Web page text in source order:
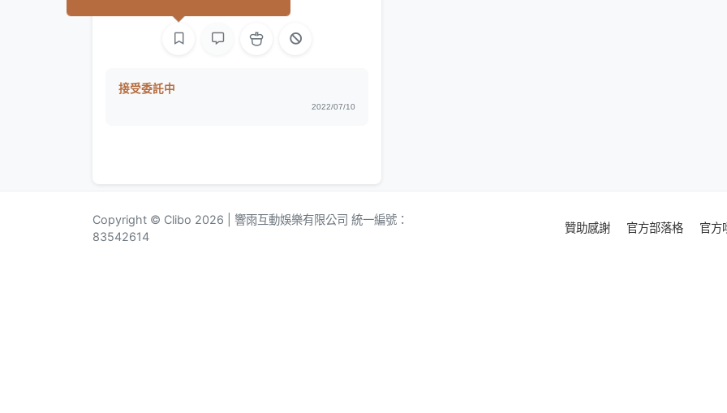
接受委託中
2022/07/10
Copyright © Clibo 2026 | 響雨互動娛樂有限公司 統一編號：
83542614
贊助感謝 官方部落格 官方